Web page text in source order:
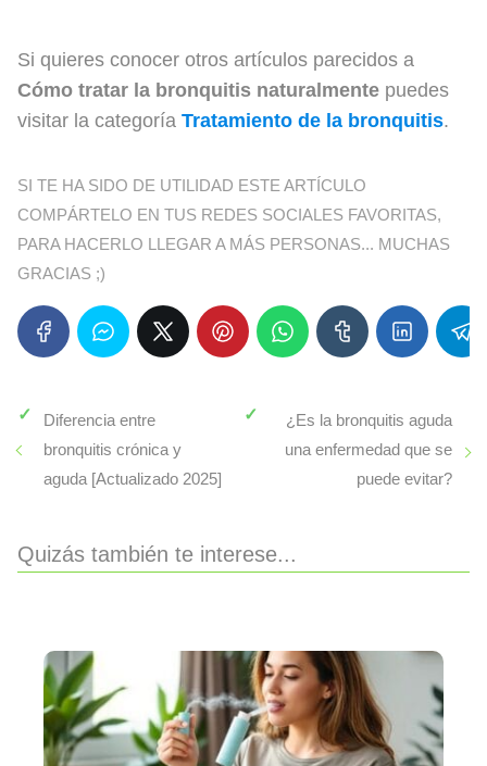
Si quieres conocer otros artículos parecidos a
Cómo tratar la bronquitis naturalmente puedes
visitar la categoría Tratamiento de la bronquitis.
SI TE HA SIDO DE UTILIDAD ESTE ARTÍCULO
COMPÁRTELO EN TUS REDES SOCIALES FAVORITAS,
PARA HACERLO LLEGAR A MÁS PERSONAS... MUCHAS
GRACIAS ;)
Diferencia entre
bronquitis crónica y
aguda [Actualizado 2025]
¿Es la bronquitis aguda
una enfermedad que se
puede evitar?
Quizás también te interese...